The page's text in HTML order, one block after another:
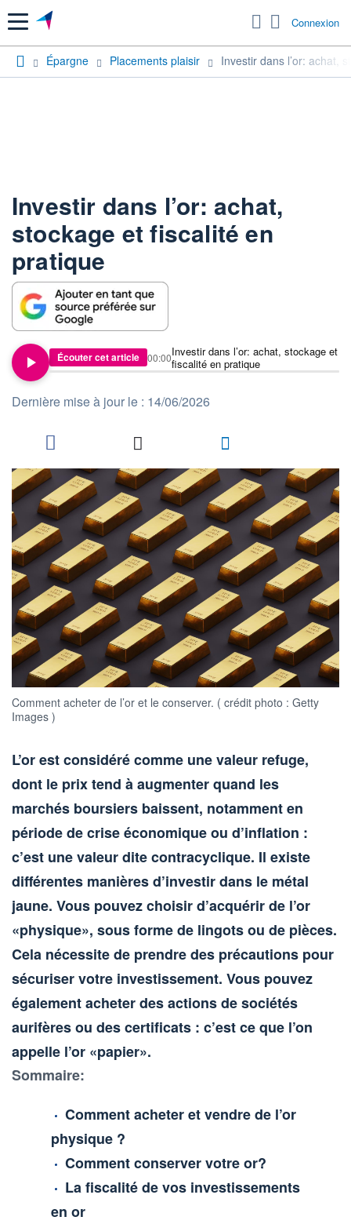
Menu Connexion
Épargne Placements plaisir Investir dans l’or: achat,
Investir dans l’or: achat,
stockage et fiscalité en
pratique
Écouter cet article
Investir dans l’or: achat, stockage et
fiscalité en pratique
00:00
Dernière mise à jour le : 14/06/2026
Comment acheter de l’or et le conserver. ( crédit photo : Getty
Images )
L’or est considéré comme une valeur refuge,
dont le prix tend à augmenter quand les
marchés boursiers baissent, notamment en
période de crise économique ou d’inflation :
c’est une valeur dite contracyclique. Il existe
différentes manières d’investir dans le métal
jaune. Vous pouvez choisir d’acquérir de l’or
«physique», sous forme de lingots ou de pièces.
Cela nécessite de prendre des précautions pour
sécuriser votre investissement. Vous pouvez
également acheter des actions de sociétés
aurifères ou des certificats : c’est ce que l’on
appelle l’or «papier».
Sommaire:
Comment acheter et vendre de l’or
physique ?
Comment conserver votre or?
La fiscalité de vos investissements
en or